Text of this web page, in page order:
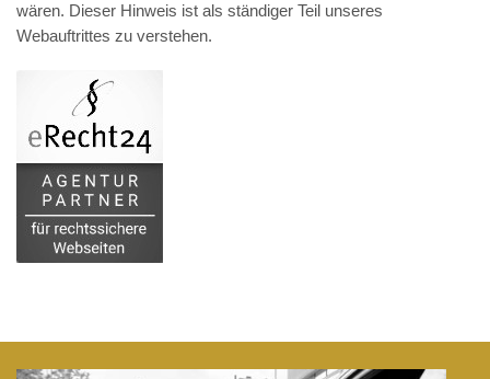
wären. Dieser Hinweis ist als ständiger Teil unseres
Webauftrittes zu verstehen.